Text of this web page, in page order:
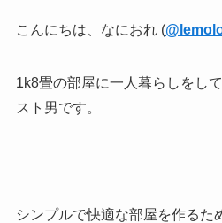
こんにちは、なにおれ (
1k8畳の部屋に一人暮らしをし
スト男です。
シンプルで快適な部屋を作るた